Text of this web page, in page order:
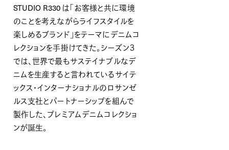
STUDIO R330 は「お客様と共に環境
のことを考えながらライフスタイルを
楽しめるブランド」をテーマにデニムコ
レクションを手掛けてきた。シーズン３
では、世界で最もサステイナブルなデ
ニムを⽣産すると⾔われているサイテ
ックス・インターナショナルのロサンゼ
ルス⽀社とパートナーシップを組んで
製作した、プレミアムデニムコレクショ
ンが誕生。